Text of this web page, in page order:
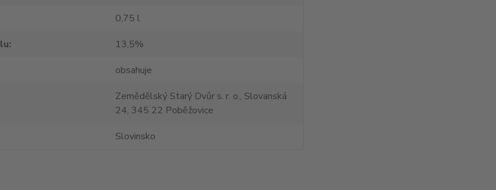
0,75 l
13,5%
obsahuje
Zemědělský Starý Dvůr s. r. o., Slovanská
24, 345 22 Poběžovice
Slovinsko